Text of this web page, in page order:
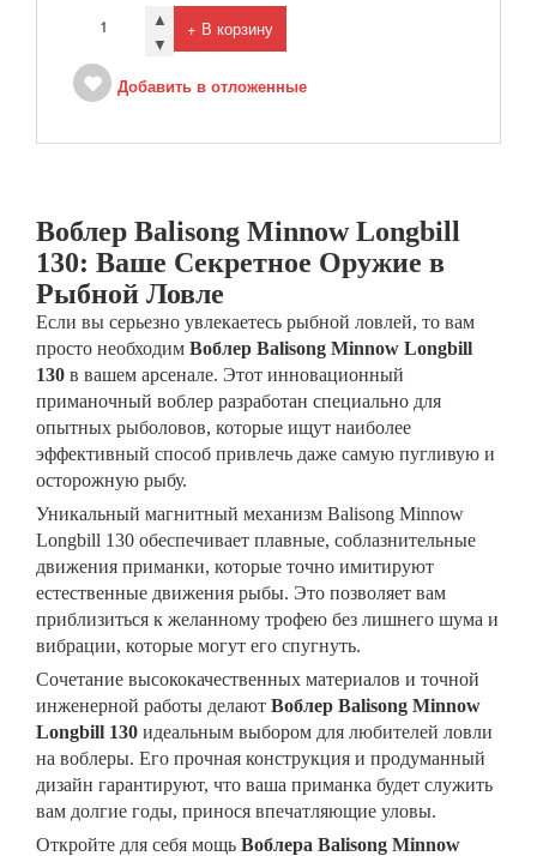
▲
▼
+ В корзину
Добавить в отложенные
Воблер Balisong Minnow Longbill
130: Ваше Секретное Оружие в
Рыбной Ловле
Если вы серьезно увлекаетесь рыбной ловлей, то вам
просто необходим Воблер Balisong Minnow Longbill
130 в вашем арсенале. Этот инновационный
приманочный воблер разработан специально для
опытных рыболовов, которые ищут наиболее
эффективный способ привлечь даже самую пугливую и
осторожную рыбу.
Уникальный магнитный механизм Balisong Minnow
Longbill 130 обеспечивает плавные, соблазнительные
движения приманки, которые точно имитируют
естественные движения рыбы. Это позволяет вам
приблизиться к желанному трофею без лишнего шума и
вибрации, которые могут его спугнуть.
Сочетание высококачественных материалов и точной
инженерной работы делают Воблер Balisong Minnow
Longbill 130 идеальным выбором для любителей ловли
на воблеры. Его прочная конструкция и продуманный
дизайн гарантируют, что ваша приманка будет служить
вам долгие годы, принося впечатляющие уловы.
Откройте для себя мощь Воблера Balisong Minnow